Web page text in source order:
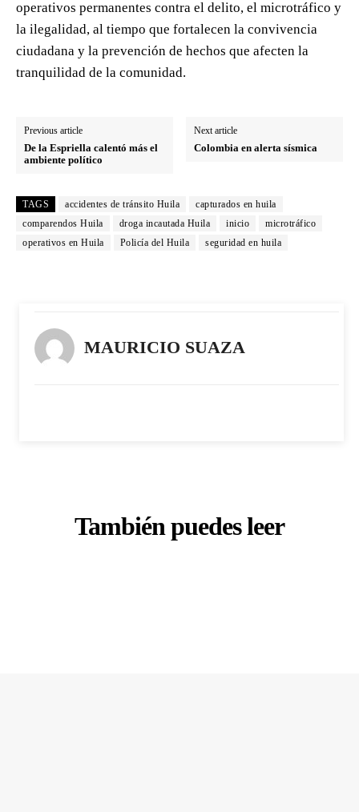
operativos permanentes contra el delito, el microtráfico y
la ilegalidad, al tiempo que fortalecen la convivencia
ciudadana y la prevención de hechos que afecten la
tranquilidad de la comunidad.
Previous article
De la Espriella calentó más el
ambiente político
Next article
Colombia en alerta sísmica
TAGS accidentes de tránsito Huila
capturados en huila
comparendos Huila
droga incautada Huila inicio
microtráfico
operativos en Huila
Policía del Huila seguridad en huila
MAURICIO SUAZA
También puedes leer